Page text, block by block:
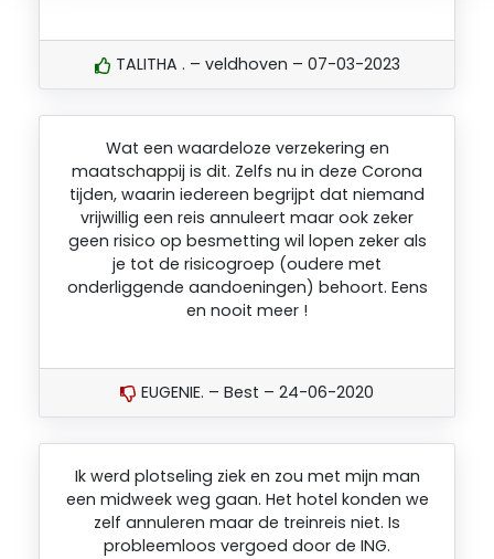
TALITHA . – veldhoven – 07-03-2023
Wat een waardeloze verzekering en
maatschappij is dit. Zelfs nu in deze Corona
tijden, waarin iedereen begrijpt dat niemand
vrijwillig een reis annuleert maar ook zeker
geen risico op besmetting wil lopen zeker als
je tot de risicogroep (oudere met
onderliggende aandoeningen) behoort. Eens
en nooit meer !
EUGENIE. – Best – 24-06-2020
Ik werd plotseling ziek en zou met mijn man
een midweek weg gaan. Het hotel konden we
zelf annuleren maar de treinreis niet. Is
probleemloos vergoed door de ING.